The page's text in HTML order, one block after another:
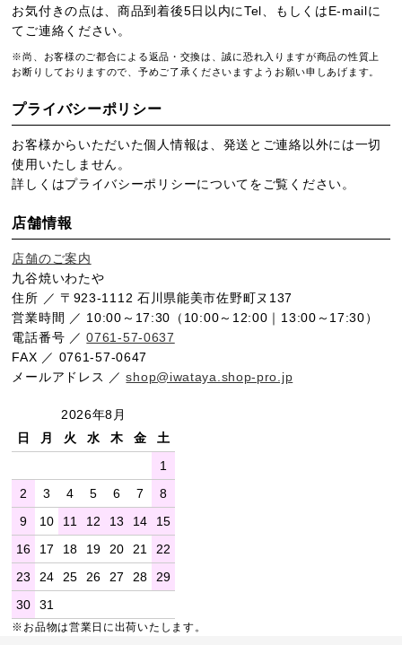
お気付きの点は、商品到着後5日以内にTel、もしくはE-mailに
てご連絡ください。
※尚、お客様のご都合による返品・交換は、誠に恐れ入りますが商品の性質上
お断りしておりますので、予めご了承くださいますようお願い申しあげます。
プライバシーポリシー
お客様からいただいた個人情報は、発送とご連絡以外には一切
使用いたしません。
詳しくはプライバシーポリシーについてをご覧ください。
店舗情報
店舗のご案内
九谷焼いわたや
住所 ／ 〒923-1112 石川県能美市佐野町ヌ137
営業時間 ／ 10:00～17:30（10:00～12:00｜13:00～17:30）
電話番号 ／0761-57-0637
FAX ／ 0761-57-0647
メールアドレス ／shop@iwataya.shop-pro.jp
2026年8月
日
月 火 水 木 金
土
1
2
3 4 5 6 7
8
9
10 11 12 13 14
15
16
17 18 19 20 21
22
23
24 25 26 27 28
29
30
31
※お品物は営業日に出荷いたします。